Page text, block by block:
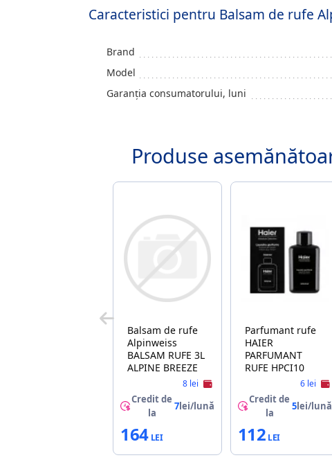
Caracteristici pentru Balsam de rufe
Brand
Model
Garanția consumatorului, luni
Produse
Balsam de rufe
Alpinweiss
BALSAM RUFE 3L
ALPINE BREEZE
8 lei
Credit de
la
7lei/lună
164
Parfumant rufe
HAIER
PARFUMANT
RUFE HPCI10
6 lei
Credit de
la
5lei/lună
112